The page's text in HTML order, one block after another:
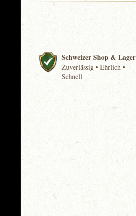
Schweizer Shop & Lager
Zuverlässig • Ehrlich •
Schnell